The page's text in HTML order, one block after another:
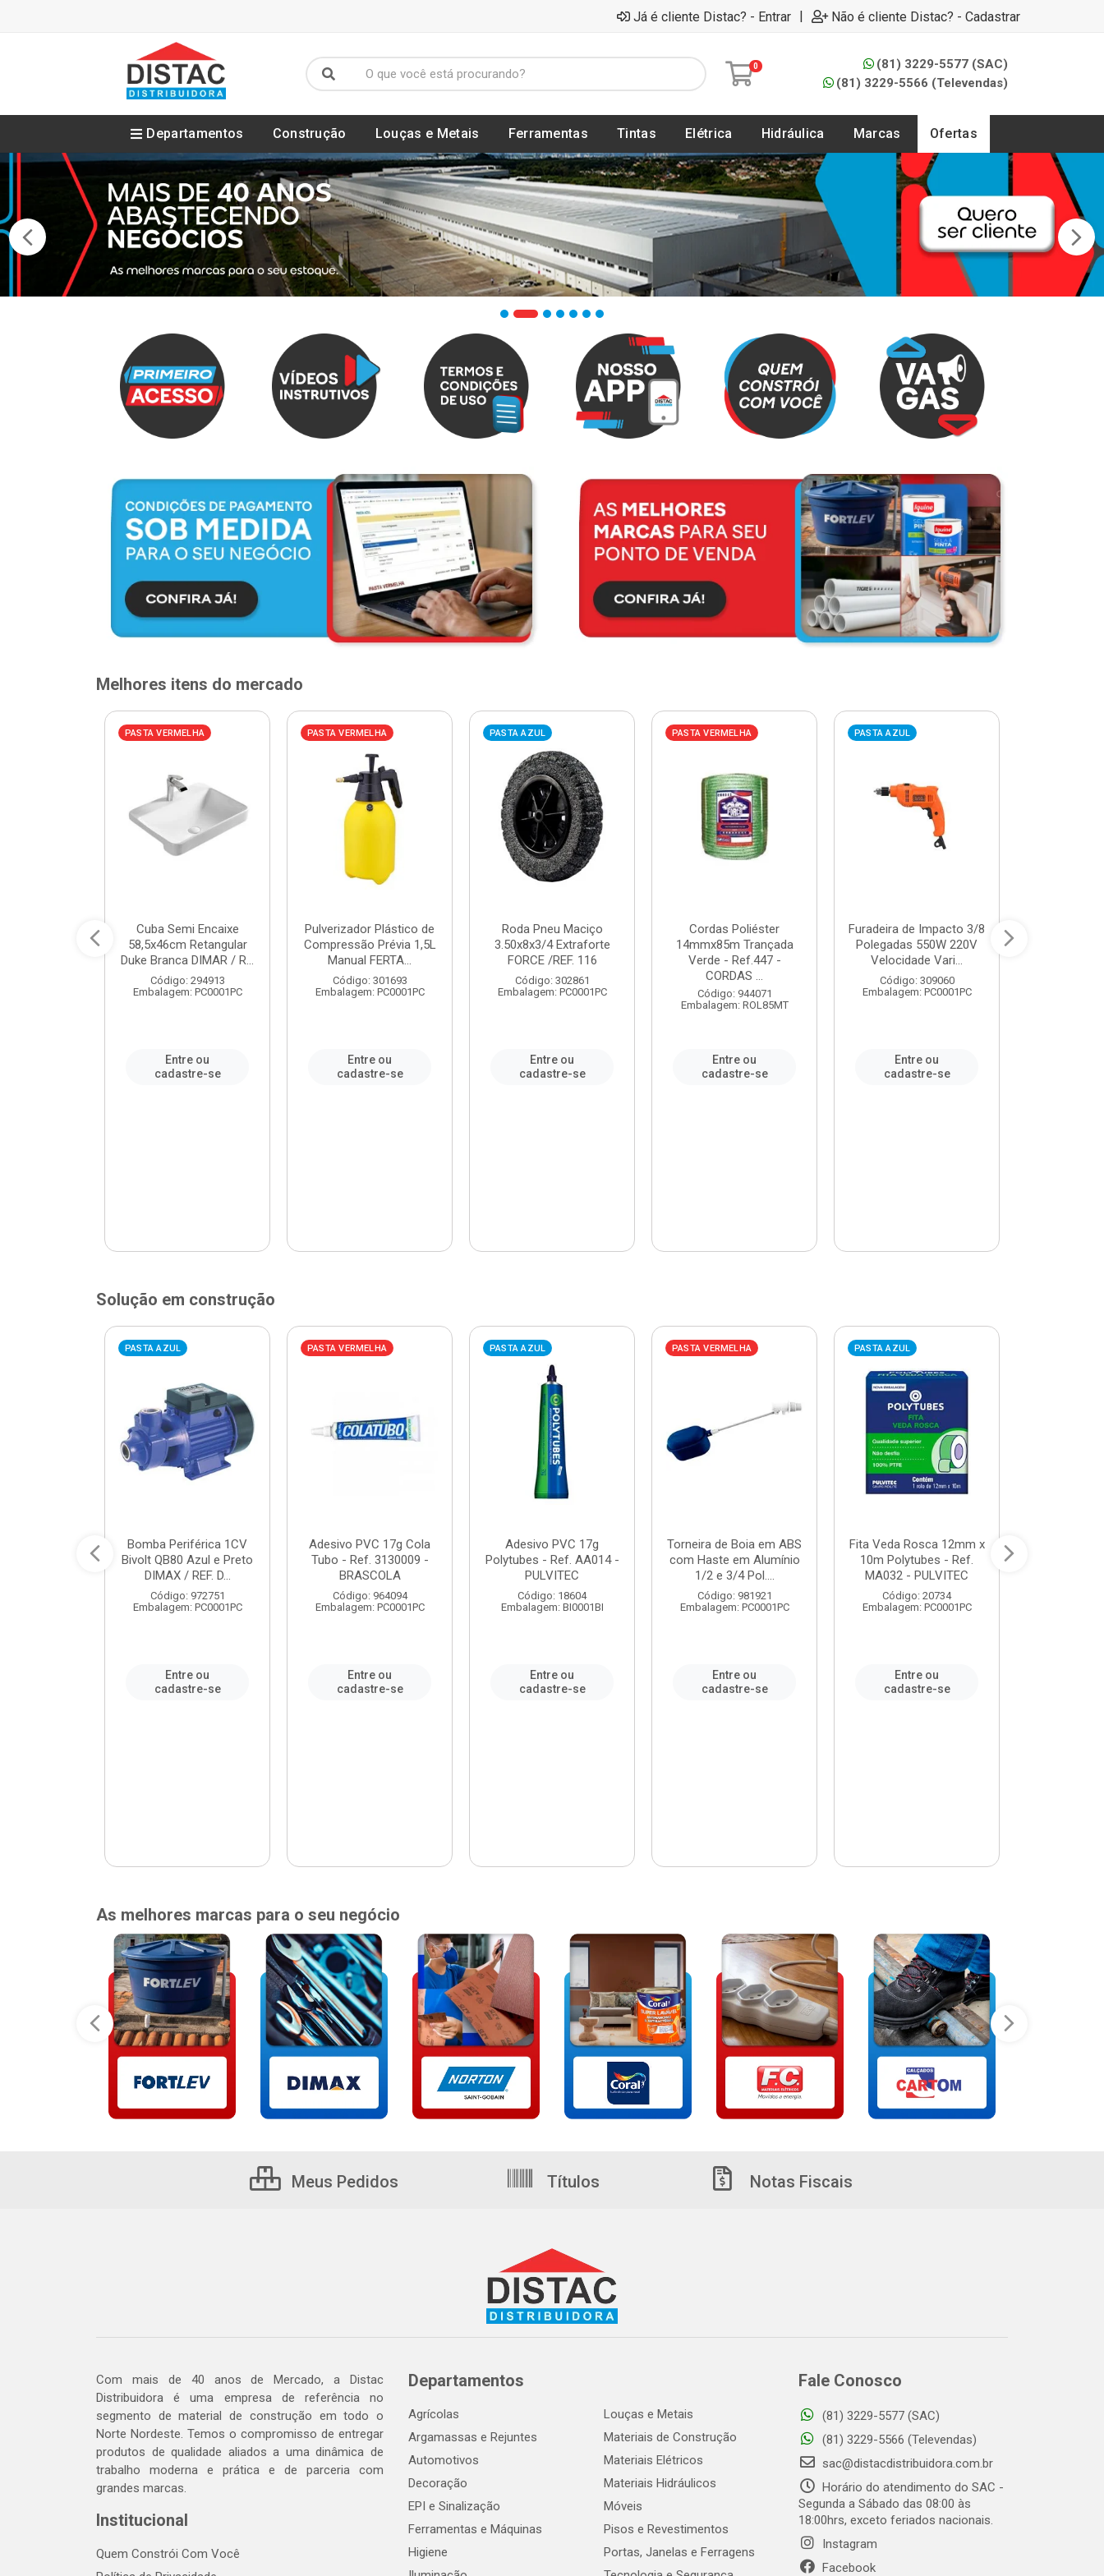
Já é cliente Distac? - Entrar | Não é cliente Distac? - Cadastrar
0
(81) 3229-5577 (SAC)
(81) 3229-5566 (Televendas)
Departamentos Construção Louças e Metais Ferramentas Tintas Elétrica Hidráulica Marcas Ofertas
Melhores itens do mercado
PASTA VERMELHA
Cuba Semi Encaixe
58,5x46cm Retangular
Duke Branca DIMAR / R...
Código: 294913
Embalagem: PC0001PC
Entre ou
cadastre-se
PASTA VERMELHA
Pulverizador Plástico de
Compressão Prévia 1,5L
Manual FERTA...
Código: 301693
Embalagem: PC0001PC
Entre ou
cadastre-se
PASTA AZUL
Roda Pneu Maciço
3.50x8x3/4 Extraforte
FORCE /REF. 116
Código: 302861
Embalagem: PC0001PC
Entre ou
cadastre-se
PASTA VERMELHA
Cordas Poliéster
14mmx85m Trançada
Verde - Ref.447 -
CORDAS ...
Código: 944071
Embalagem: ROL85MT
Entre ou
cadastre-se
PASTA AZUL
Furadeira de Impacto 3/8
Polegadas 550W 220V
Velocidade Vari...
Código: 309060
Embalagem: PC0001PC
Entre ou
cadastre-se
Solução em construção
PASTA AZUL
Bomba Periférica 1CV
Bivolt QB80 Azul e Preto
DIMAX / REF. D...
Código: 972751
Embalagem: PC0001PC
Entre ou
cadastre-se
PASTA VERMELHA
Adesivo PVC 17g Cola
Tubo - Ref. 3130009 -
BRASCOLA
Código: 964094
Embalagem: PC0001PC
Entre ou
cadastre-se
PASTA AZUL
Adesivo PVC 17g
Polytubes - Ref. AA014 -
PULVITEC
Código: 18604
Embalagem: BI0001BI
Entre ou
cadastre-se
PASTA VERMELHA
Torneira de Boia em ABS
com Haste em Alumínio
1/2 e 3/4 Pol....
Código: 981921
Embalagem: PC0001PC
Entre ou
cadastre-se
PASTA AZUL
Fita Veda Rosca 12mm x
10m Polytubes - Ref.
MA032 - PULVITEC
Código: 20734
Embalagem: PC0001PC
Entre ou
cadastre-se
As melhores marcas para o seu negócio
Meus Pedidos Títulos Notas Fiscais
Com mais de 40 anos de Mercado, a Distac
Distribuidora é uma empresa de referência no
segmento de material de construção em todo o
Norte Nordeste. Temos o compromisso de entregar
produtos de qualidade aliados a uma dinâmica de
trabalho moderna e prática e de parceria com
grandes marcas.
Institucional
Quem Constrói Com Você
Departamentos
Agrícolas
Argamassas e Rejuntes
Automotivos
Decoração
EPI e Sinalização
Ferramentas e Máquinas
Higiene
Louças e Metais
Materiais de Construção
Materiais Elétricos
Materiais Hidráulicos
Móveis
Pisos e Revestimentos
Portas, Janelas e Ferragens
Fale Conosco
(81) 3229-5577 (SAC)
(81) 3229-5566 (Televendas)
sac@distacdistribuidora.com.br
Horário do atendimento do SAC -
Segunda a Sábado das 08:00 às
18:00hrs, exceto feriados nacionais.
Instagram
Facebook